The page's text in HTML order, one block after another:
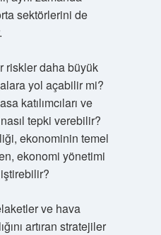
sektörlerini de
riskler daha büyük
yol açabilir mi?
katılımcıları ve
tepki verebilir?
ekonominin temel
ekonomi yönetimi
ve hava
artıran stratejiler